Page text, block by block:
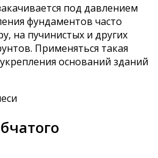
под давлением
фундаментов часто
на пучинистых и других
Применяться такая
оснований зданий